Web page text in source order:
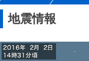
地震情報